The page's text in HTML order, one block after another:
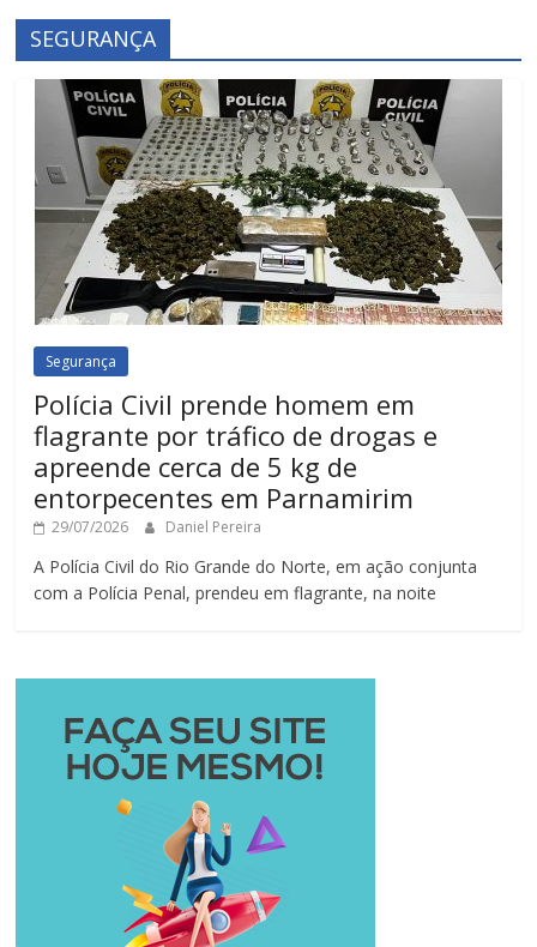
SEGURANÇA
Segurança
Polícia Civil prende homem em
flagrante por tráfico de drogas e
apreende cerca de 5 kg de
entorpecentes em Parnamirim
29/07/2026 Daniel Pereira
A Polícia Civil do Rio Grande do Norte, em ação conjunta
com a Polícia Penal, prendeu em flagrante, na noite